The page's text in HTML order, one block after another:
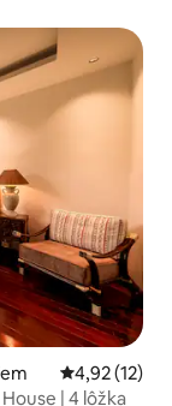
Priemerné
4,92 (12)
| 4 lôžka